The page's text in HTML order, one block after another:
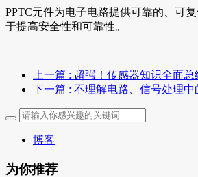
PPTC元件为电子电路提供可靠的、可
于提高安全性和可靠性。
上一篇 : 超强！传感器知识全面总
下一篇 : 不理解电路、信号处理中
博客
为你推荐